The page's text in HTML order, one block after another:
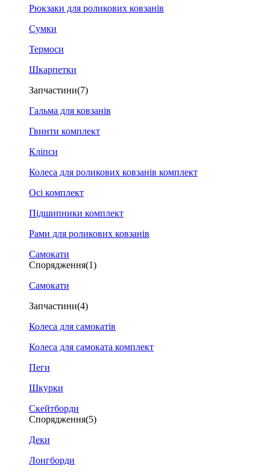
Рюкзаки для роликових ковзанів
Сумки
Термоси
Шкарпетки
Запчастини(7)
Гальма для ковзанів
Гвинти комплект
Кліпси
Колеса для роликових ковзанів комплект
Осі комплект
Підшипники комплект
Рами для роликових ковзанів
Самокати
Спорядження(1)
Самокати
Запчастини(4)
Колеса для самокатів
Колеса для самоката комплект
Пеги
Шкурки
Скейтборди
Спорядження(5)
Деки
Лонгборди